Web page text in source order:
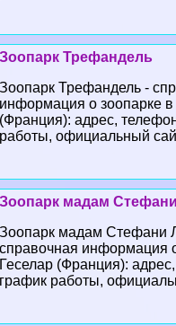
Зоопарк Трефандель
Зоопарк Трефандель -
информация о зоопарке в
(Франция): адрес,
работы, официальный
Зоопарк мадам
Зоопарк мадам Стефани
справочная информация
Геселар (Франция):
график работы,